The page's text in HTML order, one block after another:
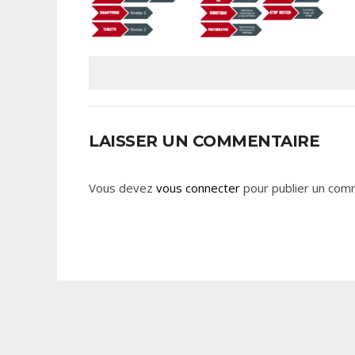
LAISSER UN COMMENTAIRE
Vous devez vous connecter pour publier un